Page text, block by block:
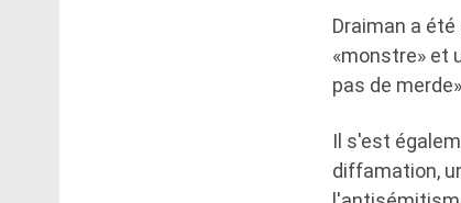
Draiman a
«monstre» et
pas de
Il s'est
diffamation,